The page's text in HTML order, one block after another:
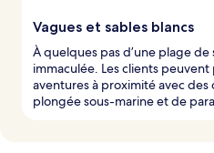
Vagues et sables blancs
À quelques pas d’une plage de
immaculée. Les clients
aventures à proximité avec
plongée sous-marine et de